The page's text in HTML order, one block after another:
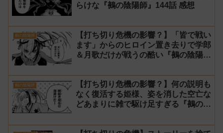
らけな『鵺の陰陽師』144話 感想
鵺の陰陽師
【打ち切り危機の影響？】「皆で戦い
ます」からのヒロイン置き去りで学郎
＆月歌だけが戦うの酷い『鵺の陰陽
鵺の陰陽師
【打ち切り危機の影響？】何の説明も
なく復活する姫様、姿を消した空亡な
どあまりに雑で駆け足すぎる『鵺の陰